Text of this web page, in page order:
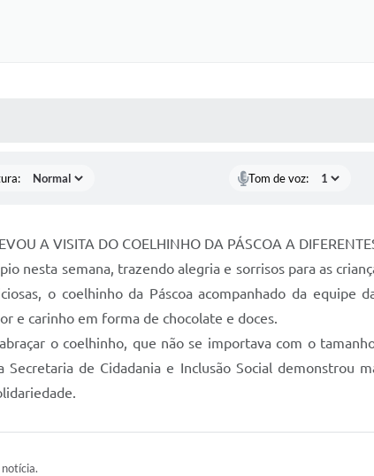
Tom de voz:
A VISITA DO COELHINHO DA PÁSCOA A
nesta semana, trazendo alegria e sorrisos para as
o coelhinho da Páscoa acompanhado da equipe
e carinho em forma de chocolate e doces.
o coelhinho, que não se importava com o
de Cidadania e Inclusão Social demonstrou